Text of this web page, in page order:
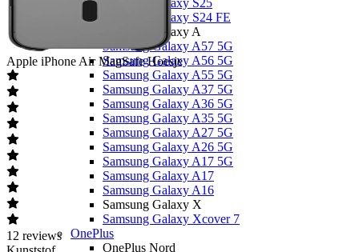
Samsung Galaxy S25
Samsung Galaxy S24 FE
Samsung Galaxy A
Samsung Galaxy A57 5G
Samsung Galaxy A56 5G
Samsung Galaxy A55 5G
Samsung Galaxy A37 5G
Samsung Galaxy A36 5G
Samsung Galaxy A35 5G
Samsung Galaxy A27 5G
Samsung Galaxy A26 5G
Samsung Galaxy A17 5G
Samsung Galaxy A17
Samsung Galaxy A16
Samsung Galaxy X
Samsung Galaxy Xcover 7
OnePlus
OnePlus Nord
Apple iPhone Air MagSafe Hoesje
12 reviews